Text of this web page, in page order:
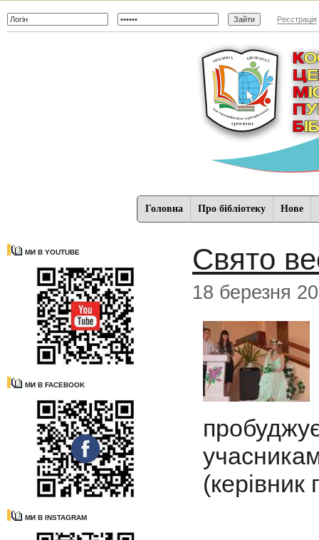
Реєстрація
Головна Про бібліотеку Нове
МИ В YOUTUBE
МИ В FACEBOOK
МИ В INSTAGRAM
Свято
18 березня
(керівник